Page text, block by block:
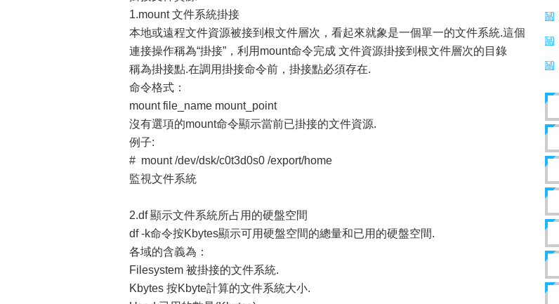
1.mount 文件系統掛接
本地或遠程文件資源被接到根文件層次，看起來就象是一個單一的文件系統.這個
連接操作稱為“掛接”，利用mount命令完成 文件資源掛接到根文件層次的目錄
稱為掛接點.在調用掛接命令前，掛接點必須存在.
命令格式：
mount file_name mount_point
沒有選項的mount命令顯示當前已掛接的文件資源.
例子:
# mount /dev/dsk/c0t3d0s0 /export/home
監視文件系統
2.df 顯示文件系統所占用的硬盤空間
df -k命令按Kbytes顯示可用硬盤空間的總量和已用的硬盤空間.
各域的含義為：
Filesystem 被掛接的文件系統.
Kbytes 按Kbyte計算的文件系統大小.